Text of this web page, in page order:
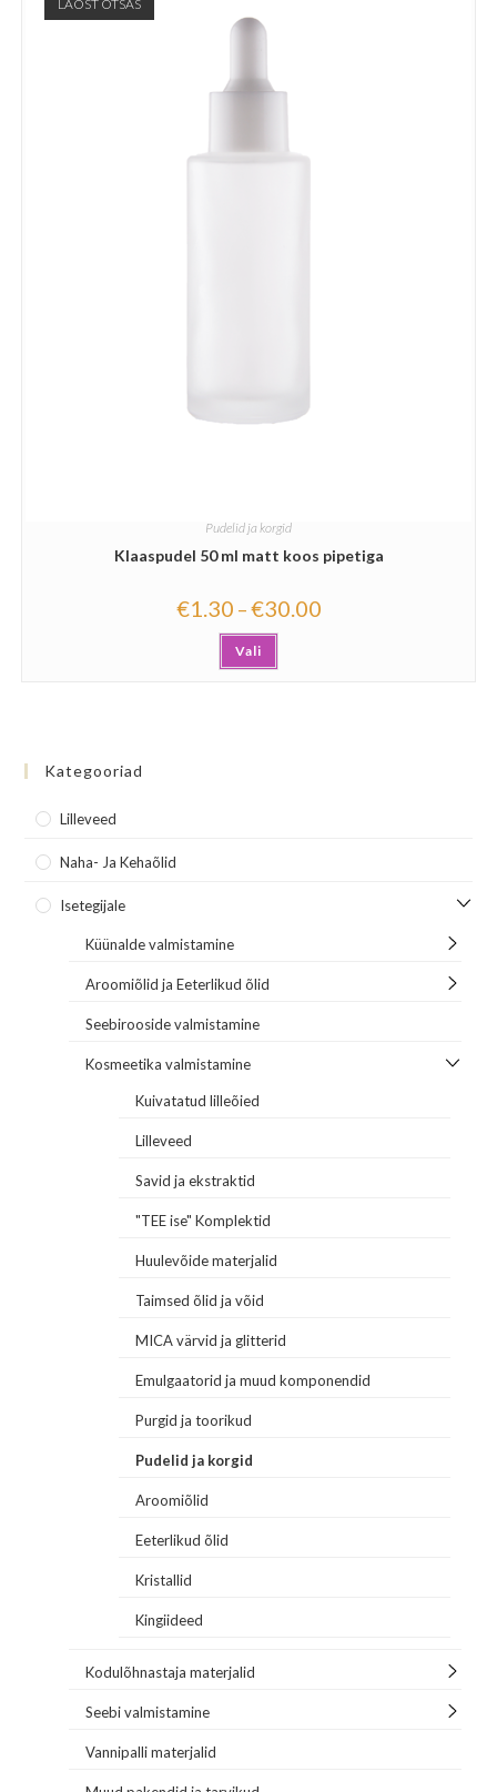
LAOST OTSAS
Pudelid ja korgid
Klaaspudel 50 ml matt koos pipetiga
€1.30 –€30.00
Vali
Kategooriad
Lilleveed
Naha- Ja Kehaõlid
Isetegijale
Küünalde valmistamine
Aroomiõlid ja Eeterlikud õlid
Seebirooside valmistamine
Kosmeetika valmistamine
Kuivatatud lilleõied
Lilleveed
Savid ja ekstraktid
"TEE ise" Komplektid
Huulevõide materjalid
Taimsed õlid ja võid
MICA värvid ja glitterid
Emulgaatorid ja muud komponendid
Purgid ja toorikud
Pudelid ja korgid
Aroomiõlid
Eeterlikud õlid
Kristallid
Kingiideed
Kodulõhnastaja materjalid
Seebi valmistamine
Vannipalli materjalid